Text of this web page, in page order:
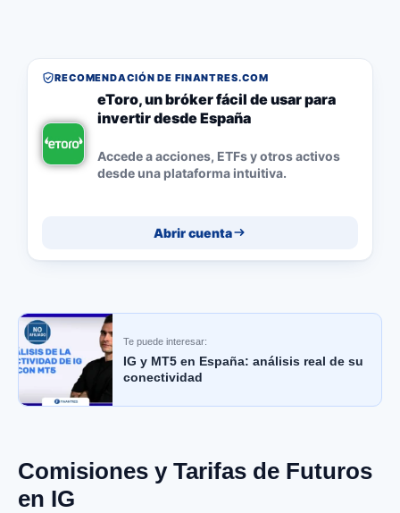
RECOMENDACIÓN DE FINANTRES.COM
eToro, un bróker fácil de usar para
invertir desde España
Accede a acciones, ETFs y otros activos
desde una plataforma intuitiva.
Abrir cuenta
Te puede interesar:
IG y MT5 en España: análisis real de su
conectividad
Comisiones y Tarifas de Futuros
en IG